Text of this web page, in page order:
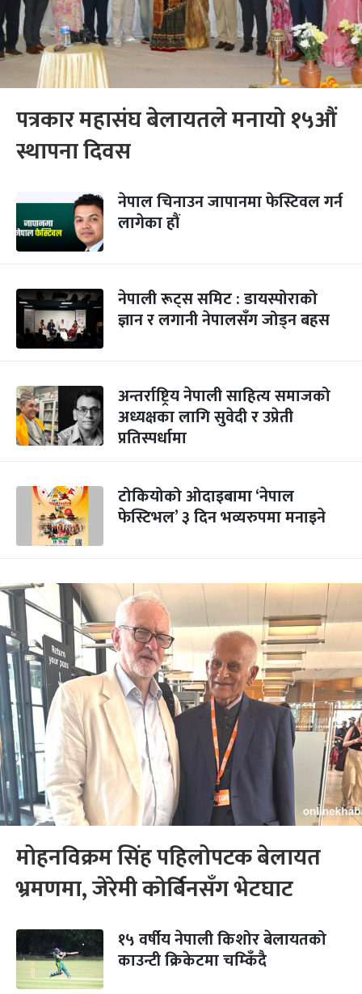
पत्रकार महासंघ बेलायतले मनायो १५औं
स्थापना दिवस
नेपाल चिनाउन जापानमा फेस्टिवल गर्न
लागेका हौं
नेपाली रूट्स समिट : डायस्पोराको
ज्ञान र लगानी नेपालसँग जोड्न बहस
अन्तर्राष्ट्रिय नेपाली साहित्य समाजको
अध्यक्षका लागि सुवेदी र उप्रेती
प्रतिस्पर्धामा
टोकियोको ओदाइबामा ‘नेपाल
फेस्टिभल’ ३ दिन भव्यरुपमा मनाइने
मोहनविक्रम सिंह पहिलोपटक बेलायत
भ्रमणमा, जेरेमी कोर्बिनसँग भेटघाट
१५ वर्षीय नेपाली किशोर बेलायतको
काउन्टी क्रिकेटमा चम्किँदै